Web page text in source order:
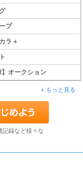
プ
ラ＋
】オークション
もっと見る
記録など様々な